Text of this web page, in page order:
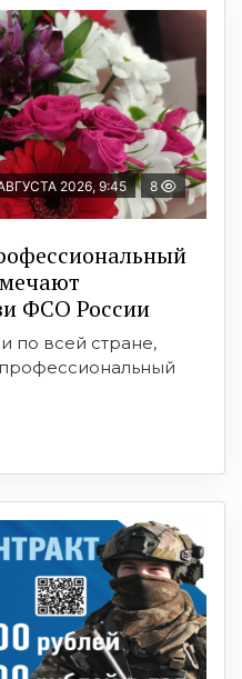
2026, 9:45 8
ФСО России
по всей стране,
профессиональный